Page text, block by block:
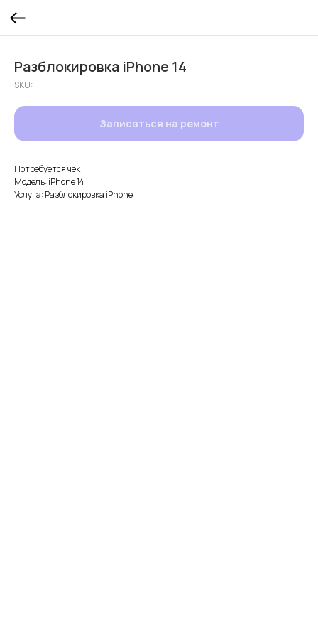
Разблокировка iPhone 14
SKU:
Записаться на ремонт
Потребуется чек
Модель: iPhone 14
Услуга: Разблокировка iPhone